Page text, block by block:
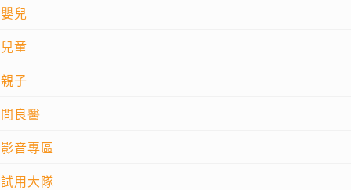
嬰兒
兒童
親子
問良醫
影音專區
試用大隊